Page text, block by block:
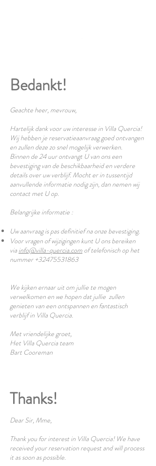
Bedankt!
Geachte heer, mevrouw,
Hartelijk dank voor uw interesse in Villa Quercia!
Wij hebben je reservatieaanvraag goed ontvangen
en zullen deze zo snel mogelijk verwerken.
Binnen de 24 uur ontvangt U van ons een
bevestiging van de beschikbaarheid en verdere
details over uw verblijf. Mocht er in tussentijd
aanvullende informatie nodig zijn, dan nemen wij
contact met U op.
Belangrijke informatie :
Uw aanvraag is pas definitief na onze bevestiging.
Voor vragen of wijzigingen kunt U ons bereiken
via info@villa-quercia.com of telefonisch op het
nummer +32475531863
We kijken ernaar uit om jullie te mogen
verwelkomen en we hopen dat jullie zullen
genieten van een ontspannen en fantastisch
verblijf in Villa Quercia.
Met vriendelijke groet,
Het Villa Quercia team
Bart Cooreman
Thanks!
Dear Sir, Mme,
Thank you for interest in Villa Quercia! We have
received your reservation request and will process
it as soon as possible.